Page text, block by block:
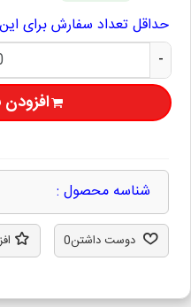
حداقل تعداد سفارش برای این
-
شناسه محصول :
دوست داشتن0